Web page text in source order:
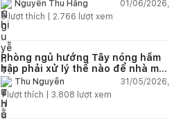
Nguyễn Thu Hằng
01/06/2026,
5lượt thích | 2.766 lượt xem
Phòng ngủ hướng Tây nóng hầm
hập phải xử lý thế nào để nhà mát
hơn?Thu Nguyễn
31/05/2026,
1lượt thích | 3.808 lượt xem